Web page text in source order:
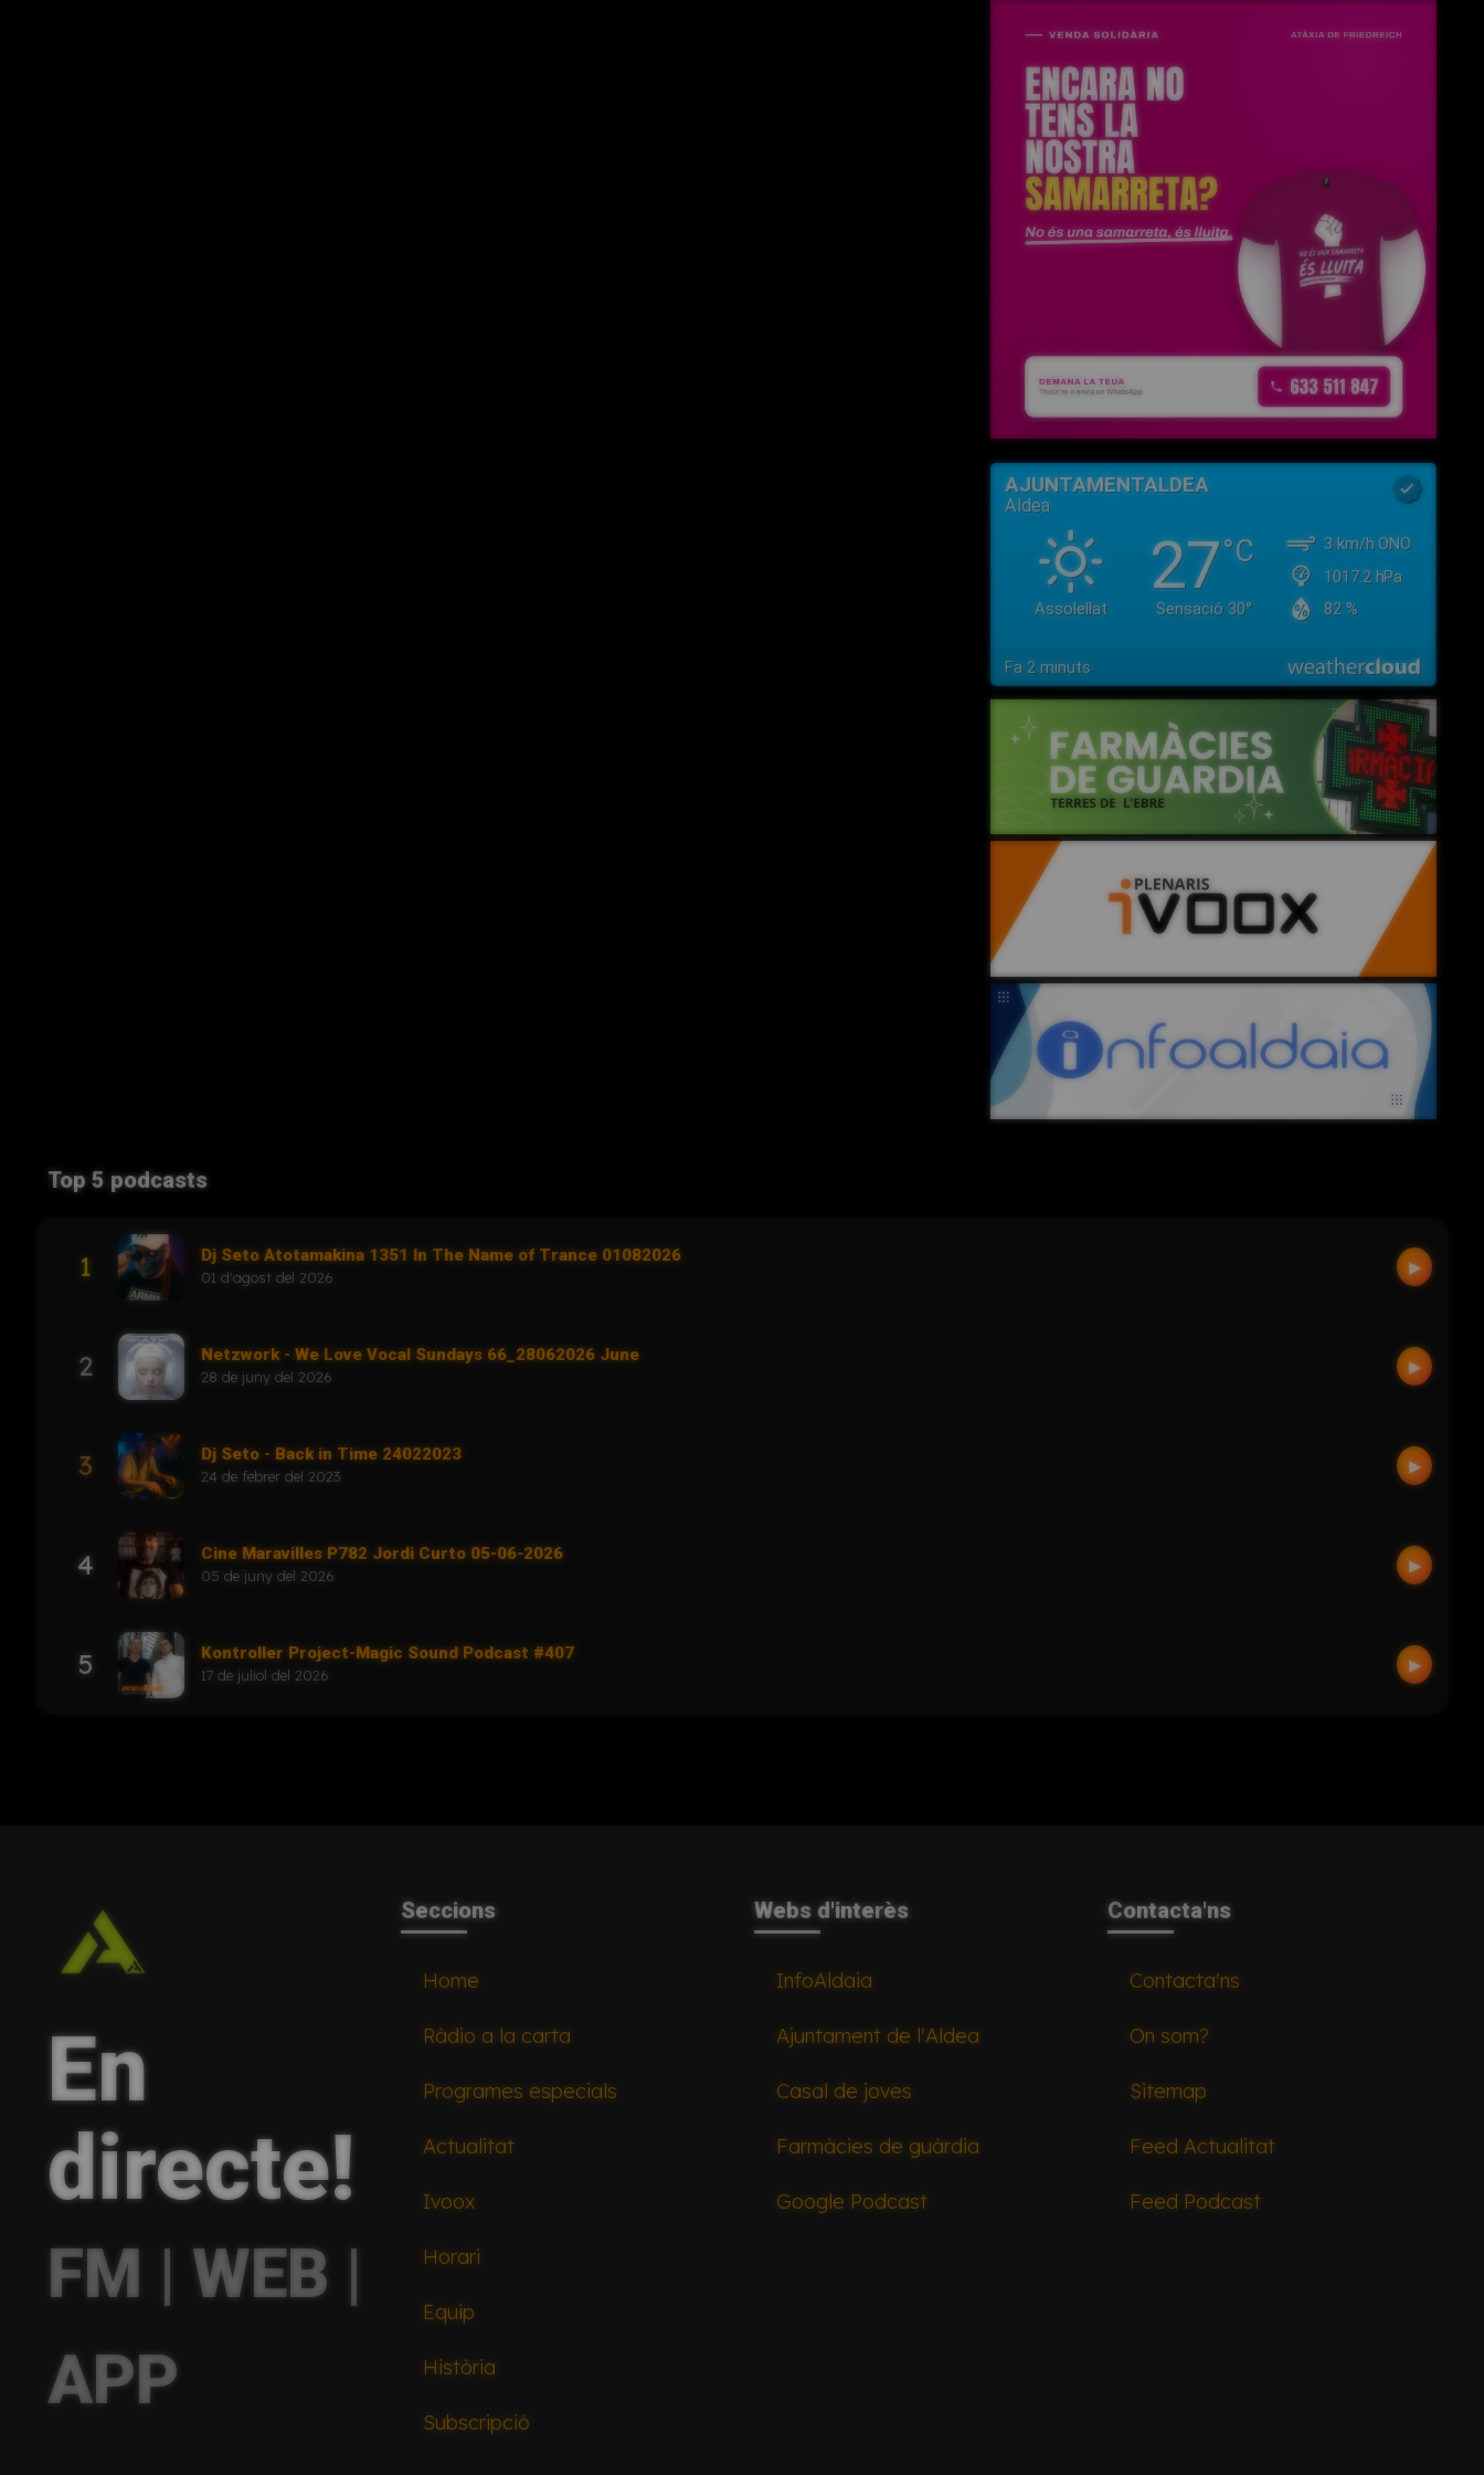
Top 5 podcasts
1 Dj Seto Atotamakina 1351 In The Name of Trance 01082026
01 d'agost del 2026
▶
2 Netzwork - We Love Vocal Sundays 66_28062026 June
28 de juny del 2026
▶
3 Dj Seto - Back in Time 24022023
24 de febrer del 2023
▶
4 Cine Maravilles P782 Jordi Curto 05-06-2026
05 de juny del 2026
▶
5 Kontroller Project-Magic Sound Podcast #407
17 de juliol del 2026
▶
En
directe!
FM | WEB |
APP
Seccions
Home
Ràdio a la carta
Programes especials
Actualitat
Ivoox
Horari
Equip
Història
Subscripció
Webs d'interès
InfoAldaia
Ajuntament de l'Aldea
Casal de joves
Farmàcies de guàrdia
Google Podcast
Contacta'ns
Contacta'ns
On som?
Sitemap
Feed Actualitat
Feed Podcast